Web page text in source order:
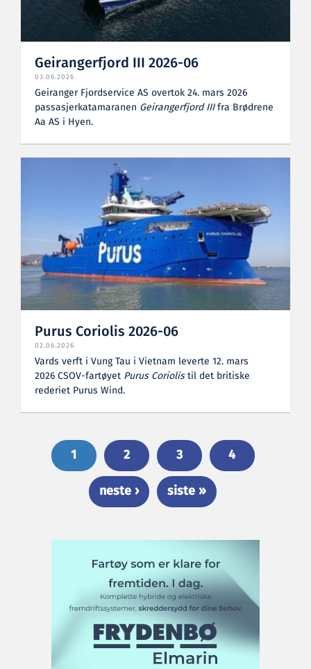
Geirangerfjord III 2026-06
03.06.2026
Geiranger Fjordservice AS overtok 24. mars 2026
passasjerkatamaranen Geirangerfjord IIIfra Brødrene
Aa AS i Hyen.
Purus Coriolis 2026-06
02.06.2026
Vards verft i Vung Tau i Vietnam leverte 12. mars
2026 CSOV-fartøyet Purus Coriolistil det britiske
rederiet Purus Wind.
1 2 3
4
neste ›
siste »